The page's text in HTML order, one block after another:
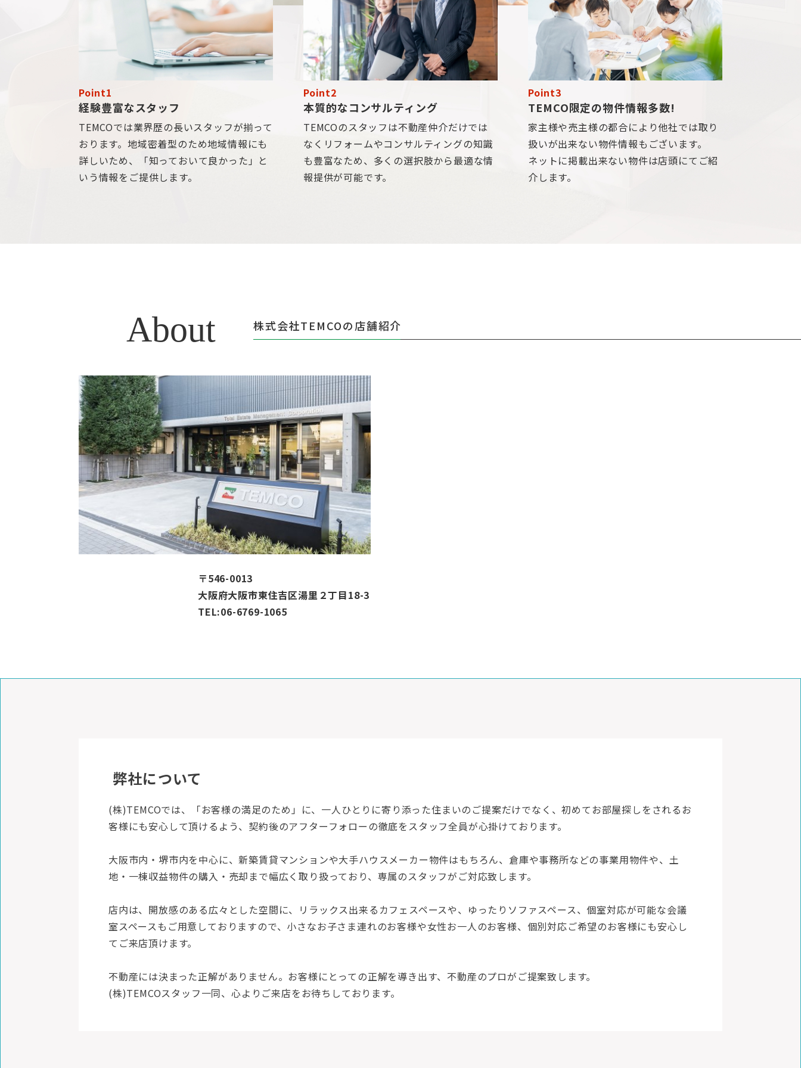
Point1
経験豊富なスタッフ
TEMCOでは業界歴の長いスタッフが揃って
おります。地域密着型のため地域情報にも
詳しいため、「知っておいて良かった」と
いう情報をご提供します。
Point2
本質的なコンサルティング
TEMCOのスタッフは不動産仲介だけでは
なくリフォームやコンサルティングの知識
も豊富なため、多くの選択肢から最適な情
報提供が可能です。
Point3
TEMCO限定の物件情報多数!
家主様や売主様の都合により他社では取り
扱いが出来ない物件情報もございます。
ネットに掲載出来ない物件は店頭にてご紹
介します。
About 株式会社TEMCOの店舗紹介
〒546-0013
大阪府大阪市東住吉区湯里２丁目18-3
TEL:06-6769-1065
弊社について
(株)TEMCOでは、「お客様の満足のため」に、一人ひとりに寄り添った住まいのご提案だけでなく、初めてお部屋探しをされるお
客様にも安心して頂けるよう、契約後のアフターフォローの徹底をスタッフ全員が心掛けております。
大阪市内・堺市内を中心に、新築賃貸マンションや大手ハウスメーカー物件はもちろん、倉庫や事務所などの事業用物件や、土
地・一棟収益物件の購入・売却まで幅広く取り扱っており、専属のスタッフがご対応致します。
店内は、開放感のある広々とした空間に、リラックス出来るカフェスペースや、ゆったりソファスペース、個室対応が可能な会議
室スペースもご用意しておりますので、小さなお子さま連れのお客様や女性お一人のお客様、個別対応ご希望のお客様にも安心し
てご来店頂けます。
不動産には決まった正解がありません。お客様にとっての正解を導き出す、不動産のプロがご提案致します。
(株)TEMCOスタッフ一同、心よりご来店をお待ちしております。